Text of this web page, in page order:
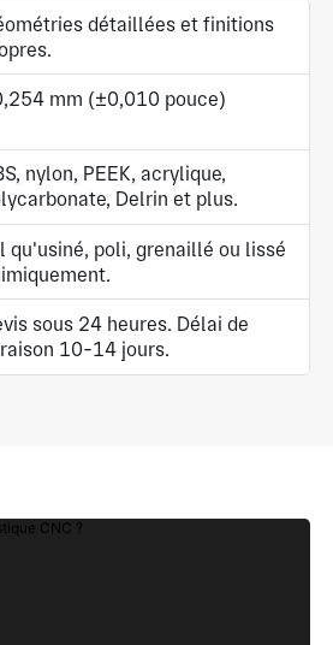
détaillées et finitions
mm (±0,010 pouce)
nylon, PEEK, acrylique,
Delrin et plus.
qu'usiné, poli, grenaillé ou lissé
sous 24 heures. Délai de
10-14 jours.